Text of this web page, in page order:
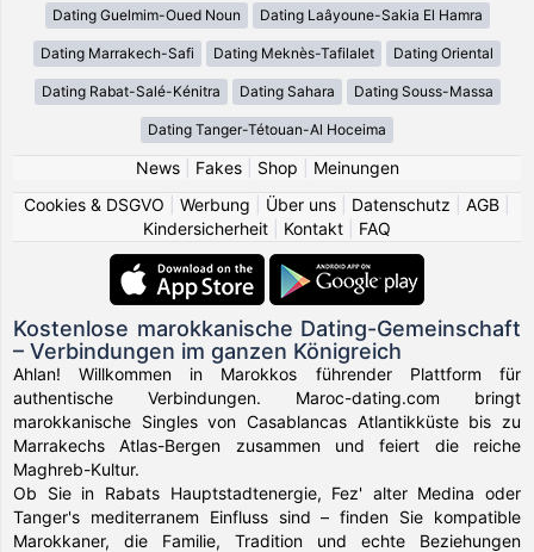
Dating Guelmim-Oued Noun Dating Laâyoune-Sakia El Hamra
Dating Marrakech-Safi Dating Meknès-Tafilalet Dating Oriental
Dating Rabat-Salé-Kénitra Dating Sahara Dating Souss-Massa
Dating Tanger-Tétouan-Al Hoceima
News| Fakes| Shop
Meinungen
Cookies & DSGVO
Werbung Über uns Datenschutz AGB
Kindersicherheit
Kontakt FAQ
Kostenlose marokkanische Dating-Gemeinschaft
– Verbindungen im ganzen Königreich
Ahlan! Willkommen in Marokkos führender Plattform für
authentische Verbindungen. Maroc-dating.com bringt
marokkanische Singles von Casablancas Atlantikküste bis zu
Marrakechs Atlas-Bergen zusammen und feiert die reiche
Maghreb-Kultur.
Ob Sie in Rabats Hauptstadtenergie, Fez' alter Medina oder
Tanger's mediterranem Einfluss sind – finden Sie kompatible
Marokkaner, die Familie, Tradition und echte Beziehungen